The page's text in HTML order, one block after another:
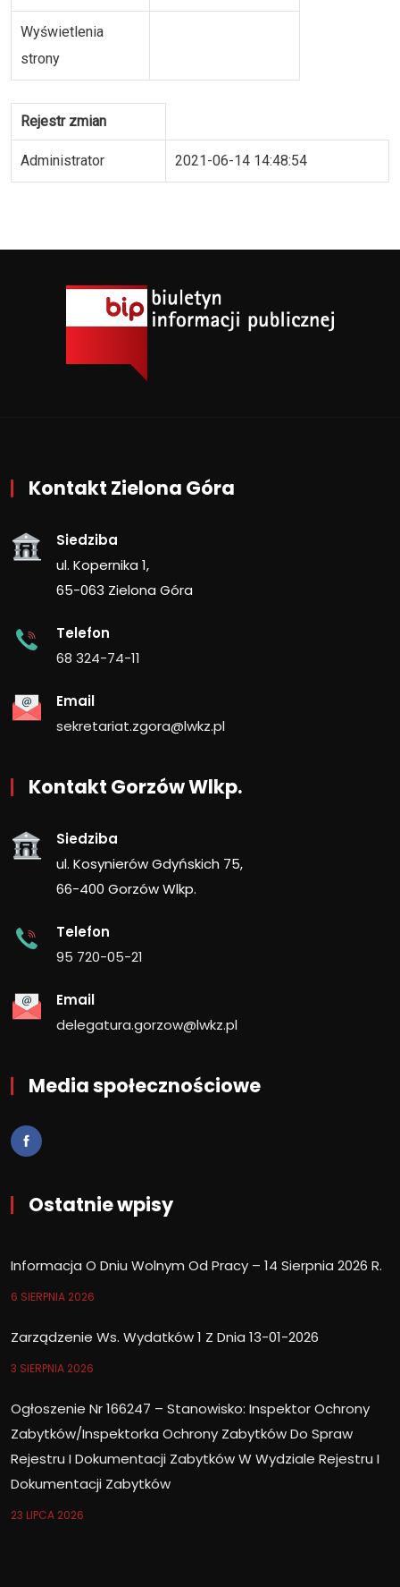
Wyświetlenia
strony
Rejestr zmian
Administrator 2021-06-14 14:48:54
Kontakt Zielona Góra
Siedziba
ul. Kopernika 1,
65-063 Zielona Góra
Telefon
68 324-74-11
Email
sekretariat.zgora@lwkz.pl
Kontakt Gorzów Wlkp.
Siedziba
ul. Kosynierów Gdyńskich 75,
66-400 Gorzów Wlkp.
Telefon
95 720-05-21
Email
delegatura.gorzow@lwkz.pl
Media społecznościowe
Ostatnie wpisy
Informacja O Dniu Wolnym Od Pracy – 14 Sierpnia 2026 R.
6 SIERPNIA 2026
Zarządzenie Ws. Wydatków 1 Z Dnia 13-01-2026
3 SIERPNIA 2026
Ogłoszenie Nr 166247 – Stanowisko: Inspektor Ochrony
Zabytków/Inspektorka Ochrony Zabytków Do Spraw
Rejestru I Dokumentacji Zabytków W Wydziale Rejestru I
Dokumentacji Zabytków
23 LIPCA 2026